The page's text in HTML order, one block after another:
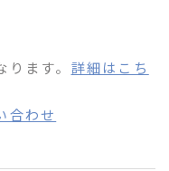
ます。 詳細はこち
合わせ